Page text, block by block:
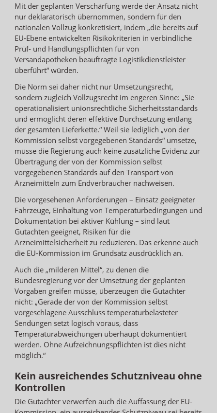
Mit der geplanten Verschärfung werde der Ansatz nicht
nur deklaratorisch übernommen, sondern für den
nationalen Vollzug konkretisiert, indem „die bereits auf
EU‑Ebene entwickelten Risikokriterien in verbindliche
Prüf- und Handlungspflichten für von
Versandapotheken beauftragte Logistikdienstleister
überführt“ würden.
Die Norm sei daher nicht nur Umsetzungsrecht,
sondern zugleich Vollzugsrecht im engeren Sinne: „Sie
operationalisiert unionsrechtliche Sicherheitsstandards
und ermöglicht deren effektive Durchsetzung entlang
der gesamten Lieferkette.“ Weil sie lediglich „von der
Kommission selbst vorgegebenen Standards“ umsetze,
müsse die Regierung auch keine zusätzliche Evidenz zur
Übertragung der von der Kommission selbst
vorgegebenen Standards auf den Transport von
Arzneimitteln zum Endverbraucher nachweisen.
Die vorgesehenen Anforderungen – Einsatz geeigneter
Fahrzeuge, Einhaltung von Temperaturbedingungen und
Dokumentation bei aktiver Kühlung – sind laut
Gutachten geeignet, Risiken für die
Arzneimittelsicherheit zu reduzieren. Das erkenne auch
die EU-Kommission im Grundsatz ausdrücklich an.
Auch die „milderen Mittel“, zu denen die
Bundesregierung vor der Umsetzung der geplanten
Vorgaben greifen müsse, überzeugen die Gutachter
nicht: „Gerade der von der Kommission selbst
vorgeschlagene Ausschluss temperaturbelasteter
Sendungen setzt logisch voraus, dass
Temperaturabweichungen überhaupt dokumentiert
werden. Ohne Aufzeichnungspflichten ist dies nicht
möglich.“
Kein ausreichendes Schutzniveau ohne
Kontrollen
Die Gutachter verwerfen auch die Auffassung der EU-